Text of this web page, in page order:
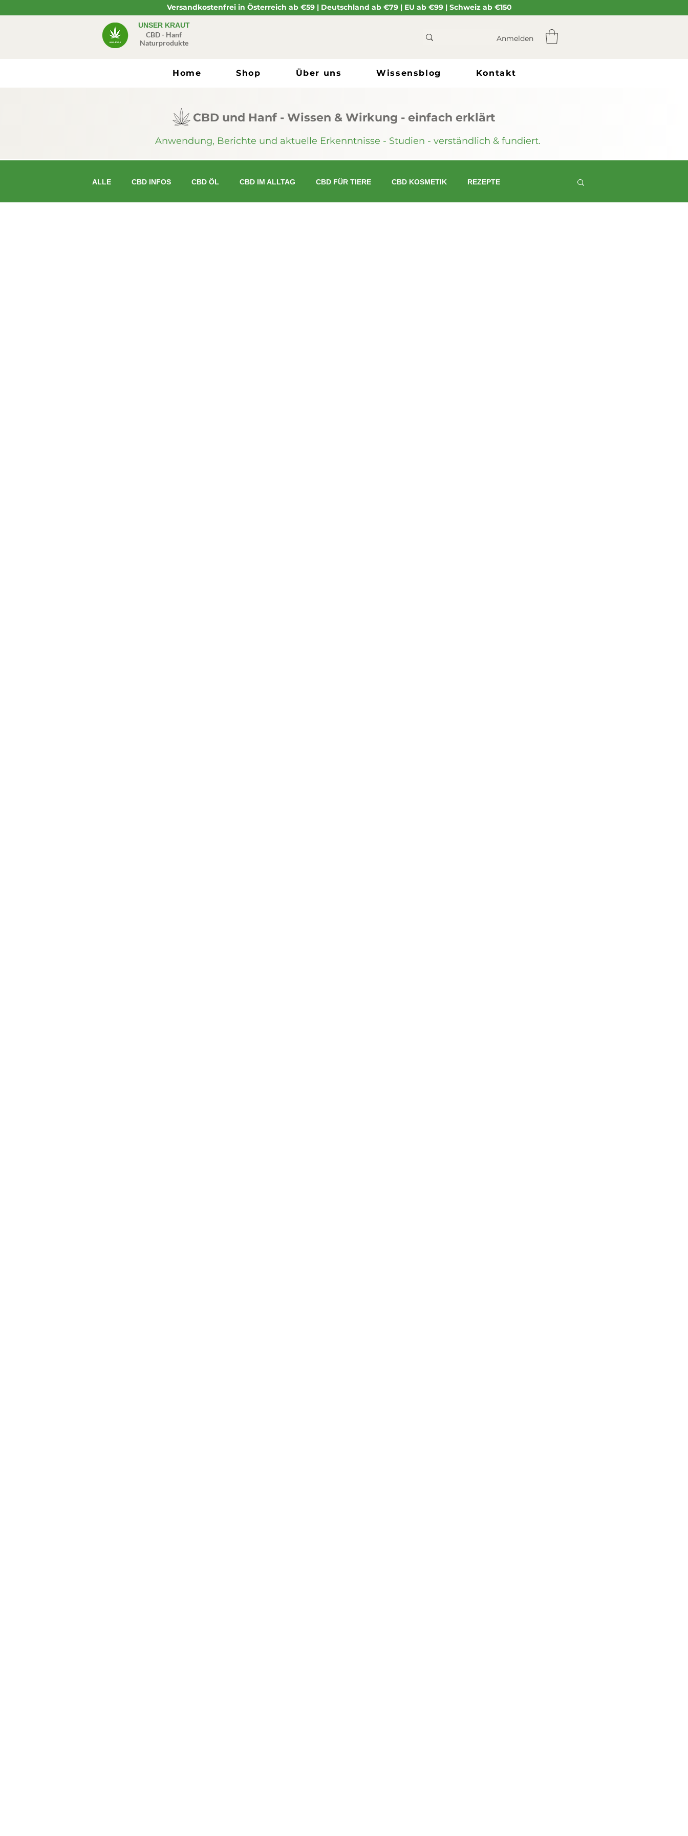
Versandkostenfrei in Österreich ab €59 | Deutschland ab €79 | EU ab €99 | Schweiz ab €150
UNSER KRAUT
CBD - Hanf
Naturprodukte
Anmelden
Home Shop Über uns Wissensblog Kontakt
CBD und Hanf - Wissen & Wirkung - einfach erklärt
Anwendung, Berichte und aktuelle Erkenntnisse - Studien - verständlich & fundiert.
ALLE CBD INFOS CBD ÖL CBD IM ALLTAG CBD FÜR TIERE CBD KOSMETIK REZEPTE